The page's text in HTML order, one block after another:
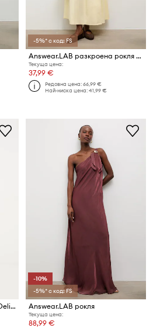
-5%* с код: FS
Answear.LAB разкроена рокля от памук
Текуща цена:
37,99 €
Редовна цена:66,99 €
Най-ниска цена:41,99 €
BOSS Orange рокля с лен C Delinna
-10%
-5%* с код: FS
Answear.LAB рокля
Текуща цена:
88,99 €